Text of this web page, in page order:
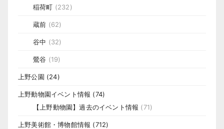
稲荷町 (232)
蔵前 (62)
谷中 (32)
鶯谷 (19)
上野公園 (24)
上野動物園イベント情報 (74)
【上野動物園】過去のイベント情報 (71)
上野美術館・博物館情報 (712)